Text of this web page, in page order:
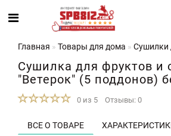
Главная Товары для дома Сушилки
Сушилка для фруктов и
"Ветерок" (5 поддонов)
0 из 5 Отзывы: 0
ВСЕ О ТОВАРЕ